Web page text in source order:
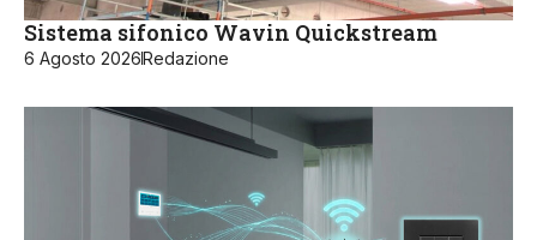
Sistema sifonico Wavin Quickstream
6 Agosto 2026Redazione